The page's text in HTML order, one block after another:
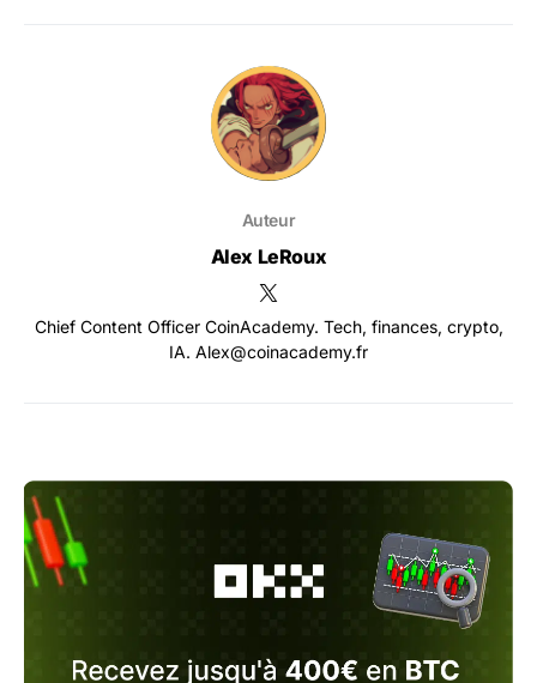
Auteur
Alex LeRoux
Chief Content Officer CoinAcademy. Tech, finances, crypto,
IA. Alex@coinacademy.fr